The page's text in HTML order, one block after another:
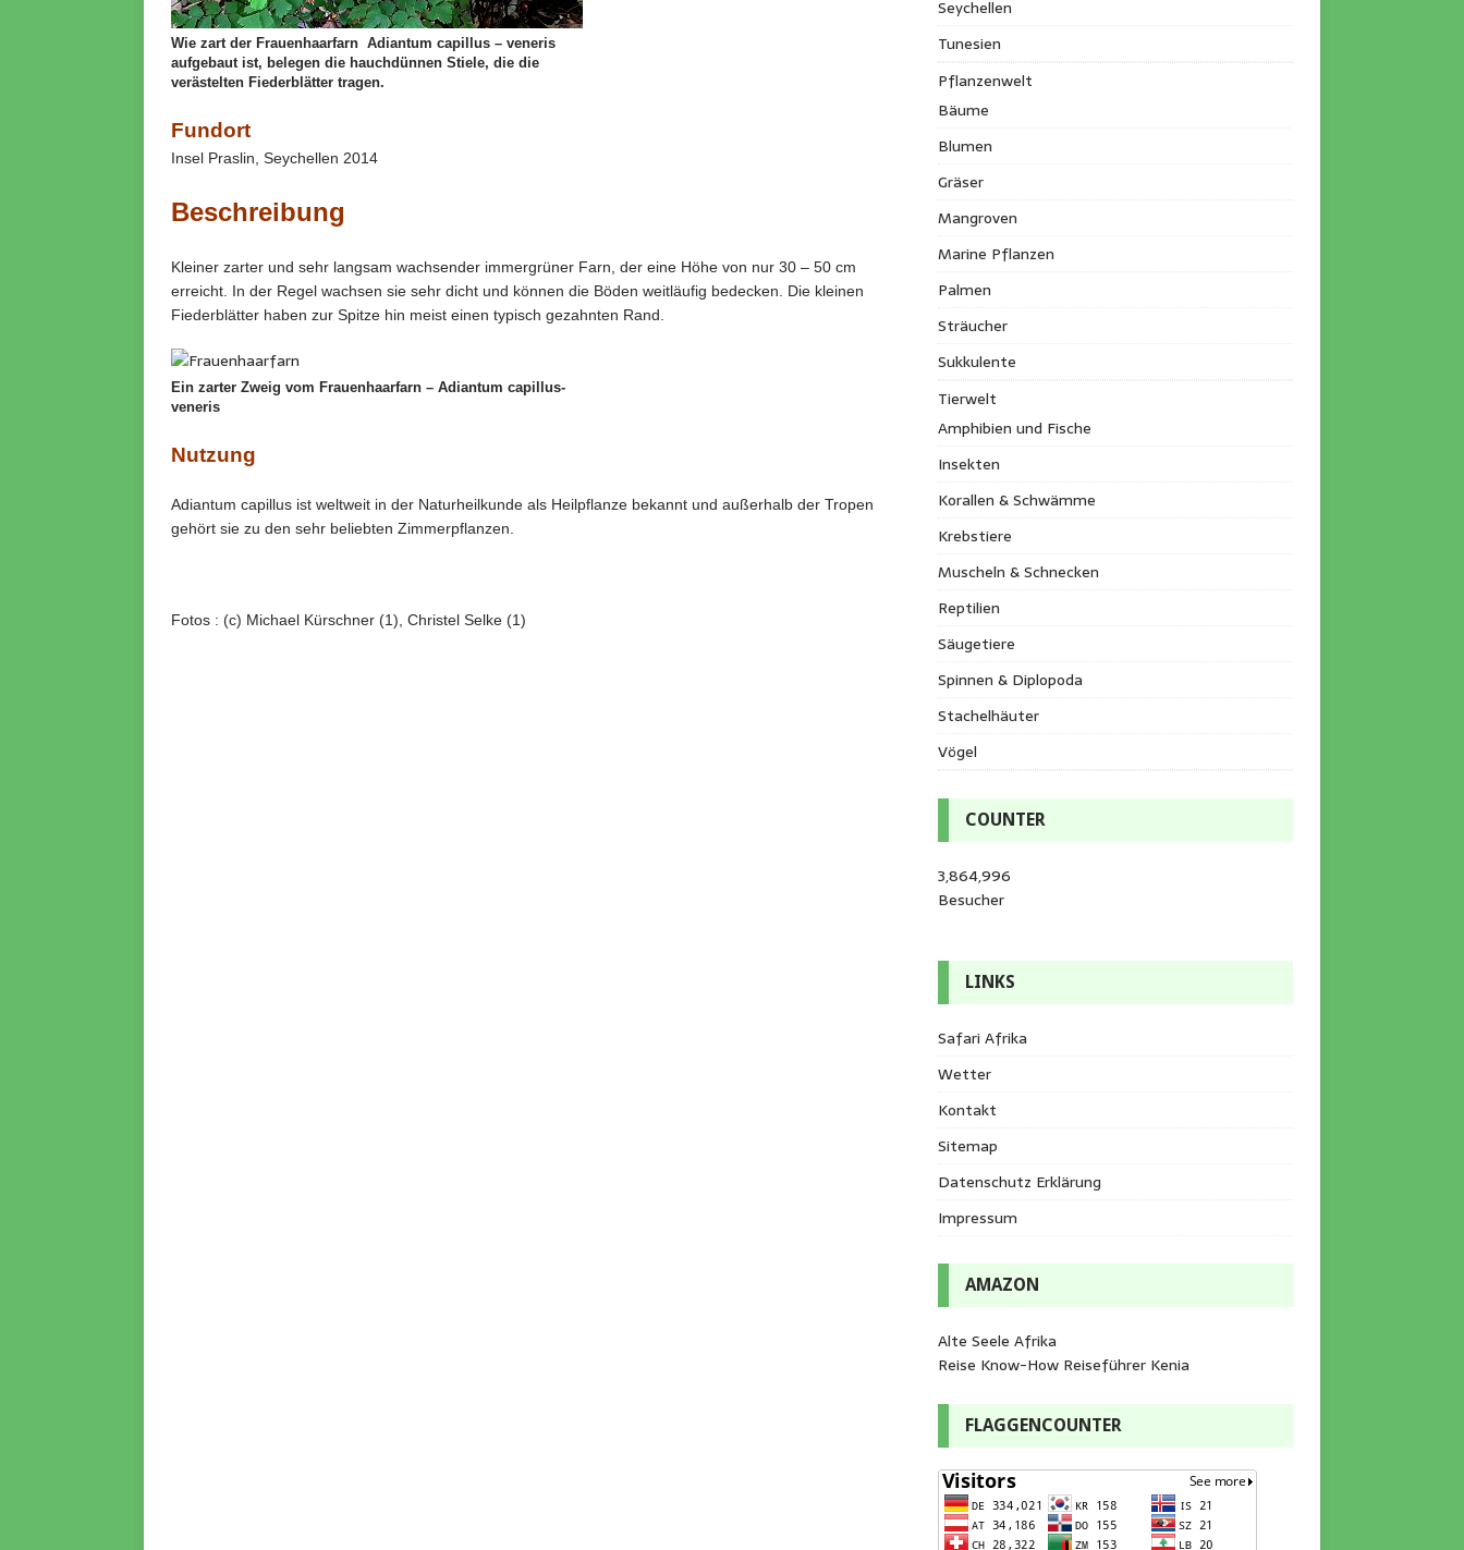
Wie zart der Frauenhaarfarn Adiantum capillus – veneris
aufgebaut ist, belegen die hauchdünnen Stiele, die die
verästelten Fiederblätter tragen.
Fundort
Insel Praslin, Seychellen 2014
Beschreibung
Kleiner zarter und sehr langsam wachsender immergrüner Farn, der eine Höhe von nur 30 – 50 cm
erreicht. In der Regel wachsen sie sehr dicht und können die Böden weitläufig bedecken. Die kleinen
Fiederblätter haben zur Spitze hin meist einen typisch gezahnten Rand.
Ein zarter Zweig vom Frauenhaarfarn – Adiantum capillus-
veneris
Nutzung
Adiantum capillus ist weltweit in der Naturheilkunde als Heilpflanze bekannt und außerhalb der Tropen
gehört sie zu den sehr beliebten Zimmerpflanzen.
Fotos : (c) Michael Kürschner (1), Christel Selke (1)
Seychellen
Tunesien
Pflanzenwelt
Bäume
Blumen
Gräser
Mangroven
Marine Pflanzen
Palmen
Sträucher
Sukkulente
Tierwelt
Amphibien und Fische
Insekten
Korallen & Schwämme
Krebstiere
Muscheln & Schnecken
Reptilien
Säugetiere
Spinnen & Diplopoda
Stachelhäuter
Vögel
COUNTER
3,864,996
Besucher
LINKS
Safari Afrika
Wetter
Kontakt
Sitemap
Datenschutz Erklärung
Impressum
AMAZON
Alte Seele Afrika
Reise Know-How Reiseführer Kenia
FLAGGENCOUNTER